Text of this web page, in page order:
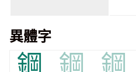
異體字
鋼 鋼 鋼